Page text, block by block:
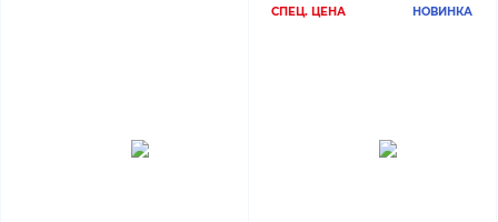
СПЕЦ. ЦЕНА НОВИНКА